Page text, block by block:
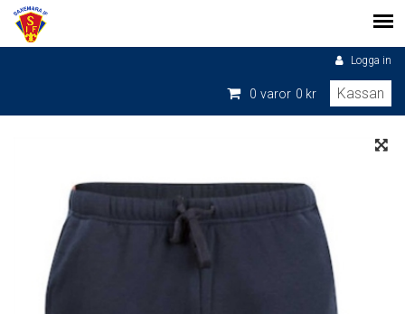
Logga in
0 varor 0 kr Kassan